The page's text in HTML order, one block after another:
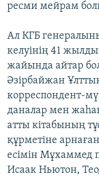
ресми мейрам
Ал КГБ
келуінің 41
жайында айтар
Әзірбайжан
корреспондент-
даналар мен
атты кітабының
құрметіне
есімін Мұхаммед
Исаак Ньютон,